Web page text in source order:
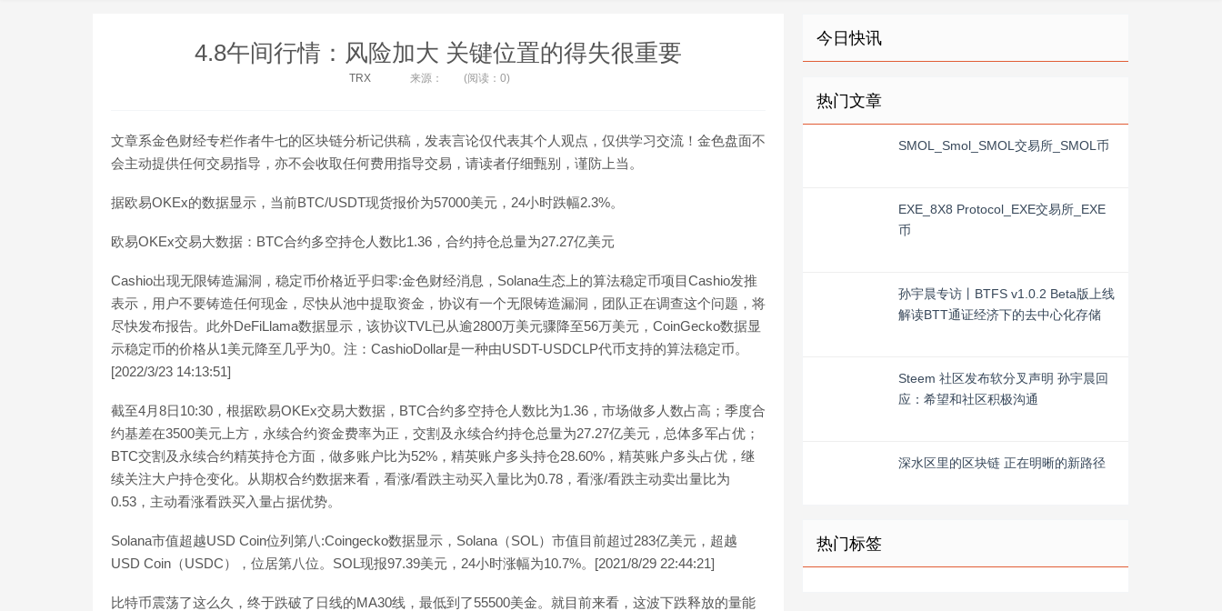
4.8午间行情：风险加大 关键位置的得失很重要
TRX 来源： (阅读：0)
文章系金色财经专栏作者牛七的区块链分析记供稿，发表言论仅代表其个人观点，仅供学习交流！金色盘面不
会主动提供任何交易指导，亦不会收取任何费用指导交易，请读者仔细甄别，谨防上当。
据欧易OKEx的数据显示，当前BTC/USDT现货报价为57000美元，24小时跌幅2.3%。
欧易OKEx交易大数据：BTC合约多空持仓人数比1.36，合约持仓总量为27.27亿美元
Cashio出现无限铸造漏洞，稳定币价格近乎归零:金色财经消息，Solana生态上的算法稳定币项目Cashio发推
表示，用户不要铸造任何现金，尽快从池中提取资金，协议有一个无限铸造漏洞，团队正在调查这个问题，将
尽快发布报告。此外DeFiLlama数据显示，该协议TVL已从逾2800万美元骤降至56万美元，CoinGecko数据显
示稳定币的价格从1美元降至几乎为0。注：CashioDollar是一种由USDT-USDCLP代币支持的算法稳定币。
[2022/3/23 14:13:51]
截至4月8日10:30，根据欧易OKEx交易大数据，BTC合约多空持仓人数比为1.36，市场做多人数占高；季度合
约基差在3500美元上方，永续合约资金费率为正，交割及永续合约持仓总量为27.27亿美元，总体多军占优；
BTC交割及永续合约精英持仓方面，做多账户比为52%，精英账户多头持仓28.60%，精英账户多头占优，继
续关注大户持仓变化。从期权合约数据来看，看涨/看跌主动买入量比为0.78，看涨/看跌主动卖出量比为
0.53，主动看涨看跌买入量占据优势。
Solana市值超越USD Coin位列第八:Coingecko数据显示，Solana（SOL）市值目前超过283亿美元，超越
USD Coin（USDC），位居第八位。SOL现报97.39美元，24小时涨幅为10.7%。[2021/8/29 22:44:21]
比特币震荡了这么久，终于跌破了日线的MA30线，最低到了55500美金。就目前来看，这波下跌释放的量能
今日快讯
热门文章
SMOL_Smol_SMOL交易所_SMOL币
EXE_8X8 Protocol_EXE交易所_EXE
币
孙宇晨专访丨BTFS v1.0.2 Beta版上线
解读BTT通证经济下的去中心化存储
Steem 社区发布软分叉声明 孙宇晨回
应：希望和社区积极沟通
深水区里的区块链 正在明晰的新路径
热门标签